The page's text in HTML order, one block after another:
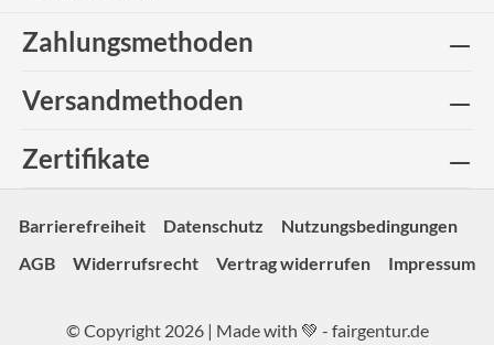
Zahlungsmethoden
Versandmethoden
Zertifikate
Barrierefreiheit Datenschutz
Nutzungsbedingungen
AGB
Widerrufsrecht Vertrag widerrufen Impressum
© Copyright 2026 | Made with 💚 - fairgentur.de